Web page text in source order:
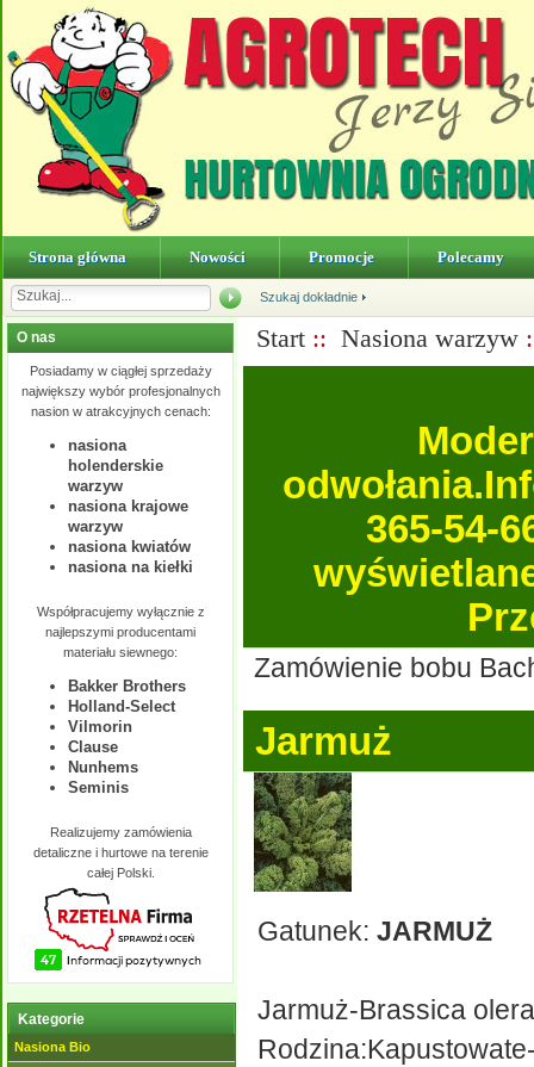
Strona główna Nowości Promocje Polecamy
Szukaj dokładnie
O nas
Posiadamy w ciągłej sprzedaży
największy wybór profesjonalnych
nasion w atrakcyjnych cenach:
nasiona
holenderskie
warzyw
nasiona krajowe
warzyw
nasiona kwiatów
nasiona na kiełki
Współpracujemy wyłącznie z
najlepszymi producentami
materiału siewnego:
Bakker Brothers
Holland-Select
Vilmorin
Clause
Nunhems
Seminis
Realizujemy zamówienia
detaliczne i hurtowe na terenie
całej Polski.
Kategorie
Nasiona Bio
Start:: Nasiona warzyw
365-54-
Zamówienie bobu
Jarmuż
Gatunek: JARMUŻ
Jarmuż-Brassica